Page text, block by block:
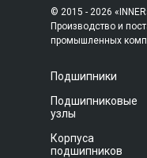
© 2015 - 2026
Производство и
промышленных
Подшипники
Подшипниковые
узлы
Корпуса
подшипников